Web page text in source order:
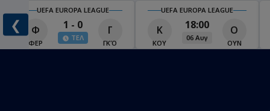
❮
UEFA EUROPA LEAGUE
Φ
ΦΕΡ
1 - 0
ΤΕΛ
Γ
ΓΚΌ
UEFA EUROPA LEAGUE
Κ
ΚΟΥ
18:00
06 Αυγ
Ο
ΟΥΝ